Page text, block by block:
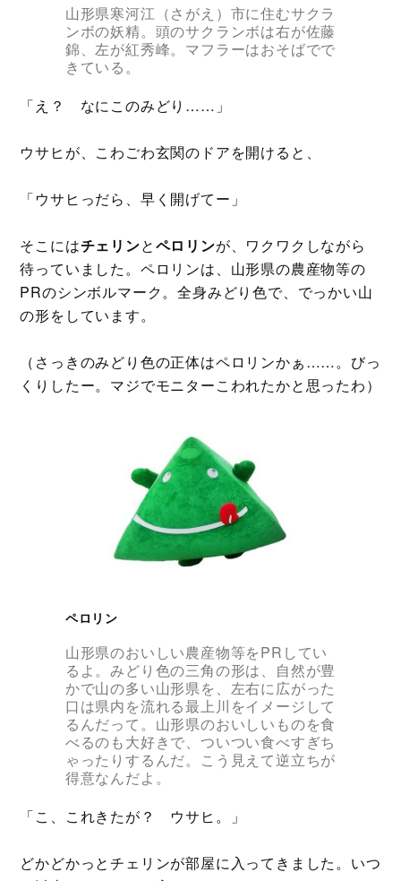
山形県寒河江（さがえ）市に住むサクラ
ンボの妖精。頭のサクランボは右が佐藤
錦、左が紅秀峰。マフラーはおそばでで
きている。
「え？ なにこのみどり……」
ウサヒが、こわごわ玄関のドアを開けると、
「ウサヒっだら、早く開げてー」
そこにはチェリンとペロリンが、ワクワクしながら
待っていました。ペロリンは、山形県の農産物等の
PRのシンボルマーク。全身みどり色で、でっかい山
の形をしています。
（さっきのみどり色の正体はペロリンかぁ……。びっ
くりしたー。マジでモニターこわれたかと思ったわ）
ペロリン
山形県のおいしい農産物等をPRしてい
るよ。みどり色の三角の形は、自然が豊
かで山の多い山形県を、左右に広がった
口は県内を流れる最上川をイメージして
るんだって。山形県のおいしいものを食
べるのも大好きで、ついつい食べすぎち
ゃったりするんだ。こう見えて逆立ちが
得意なんだよ。
「こ、これきたが？ ウサヒ。」
どかどかっとチェリンが部屋に入ってきました。いつ